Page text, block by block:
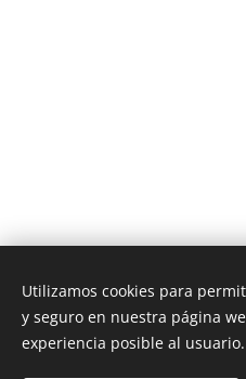
MY
Utilizamos cookies para
y seguro en nuestra página
experiencia posible al usuario.